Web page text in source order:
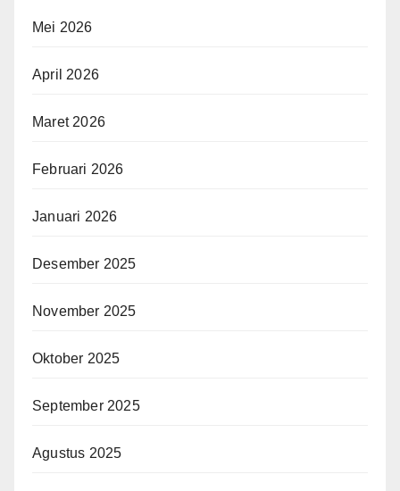
Mei 2026
April 2026
Maret 2026
Februari 2026
Januari 2026
Desember 2025
November 2025
Oktober 2025
September 2025
Agustus 2025